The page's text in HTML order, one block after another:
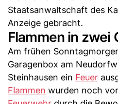
Staatsanwaltschaft des
Anzeige gebracht.
Flammen in zwei
Am frühen
Garagenbox am
Steinhausen ein Feuer
Flammen wurden noch